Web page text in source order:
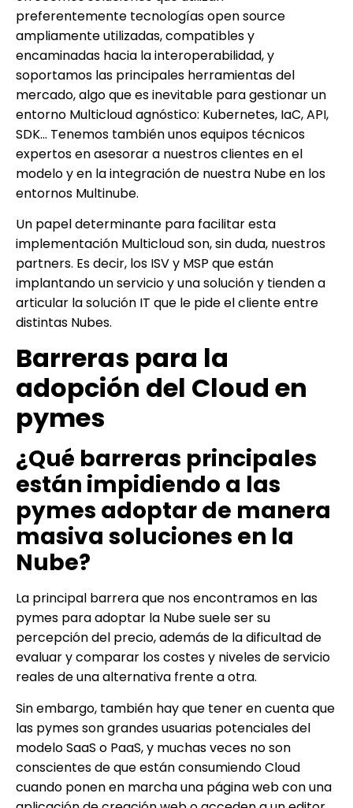
preferentemente tecnologías open source
ampliamente utilizadas, compatibles y
encaminadas hacia la interoperabilidad, y
soportamos las principales herramientas del
mercado, algo que es inevitable para gestionar un
entorno Multicloud agnóstico: Kubernetes, IaC, API,
SDK… Tenemos también unos equipos técnicos
expertos en asesorar a nuestros clientes en el
modelo y en la integración de nuestra Nube en los
entornos Multinube.
Un papel determinante para facilitar esta
implementación Multicloud son, sin duda, nuestros
partners. Es decir, los ISV y MSP que están
implantando un servicio y una solución y tienden a
articular la solución IT que le pide el cliente entre
distintas Nubes.
Barreras para la
adopción del Cloud en
pymes
¿Qué barreras principales
están impidiendo a las
pymes adoptar de manera
masiva soluciones en la
Nube?
La principal barrera que nos encontramos en las
pymes para adoptar la Nube suele ser su
percepción del precio, además de la dificultad de
evaluar y comparar los costes y niveles de servicio
reales de una alternativa frente a otra.
Sin embargo, también hay que tener en cuenta que
las pymes son grandes usuarias potenciales del
modelo SaaS o PaaS, y muchas veces no son
conscientes de que están consumiendo Cloud
cuando ponen en marcha una página web con una